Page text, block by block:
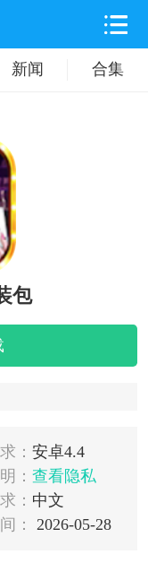
新闻 合集
蹈
包
： 安卓4.4
： 查看隐私
： 中文
： 2026-05-28